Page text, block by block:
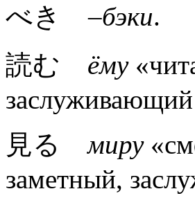
べき–бэки.
読む ёму
見るмиру
заметный,